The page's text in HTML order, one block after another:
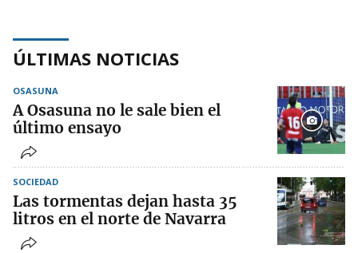
ÚLTIMAS NOTICIAS
OSASUNA
A Osasuna no le sale bien el
último ensayo
SOCIEDAD
Las tormentas dejan hasta 35
litros en el norte de Navarra